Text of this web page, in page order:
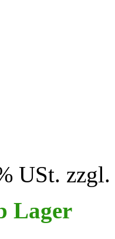
USt. zzgl.
Lager